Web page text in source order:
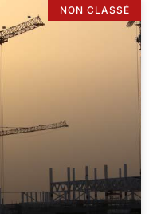
NON CLASSÉ